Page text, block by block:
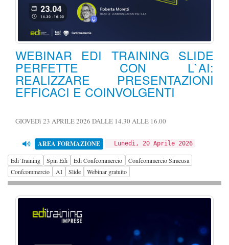
WEBINAR EDI TRAINING SLIDE
PERFETTE CON L`AI:
REALIZZARE PRESENTAZIONI
EFFICACI E COINVOLGENTI
GIOVEDì 23 APRILE 2026 DALLE 14.30 ALLE 16.00
AREA FORMAZIONE Lunedì, 20 Aprile 2026
Edi Training Spin Edi Edi Confcommercio
Confcommercio Siracusa
Confcommercio
AI Slide Webinar gratuito